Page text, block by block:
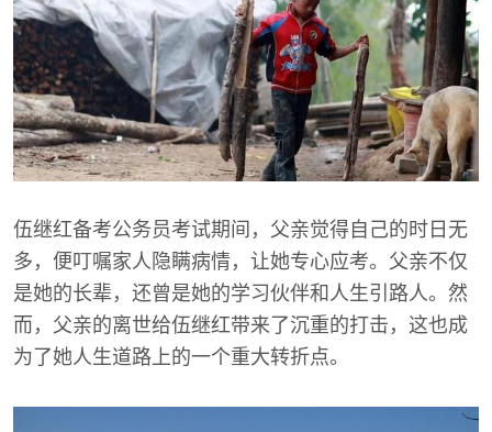
伍继红备考公务员考试期间，父亲觉得自己的时日无
多，便叮嘱家人隐瞒病情，让她专心应考。父亲不仅
是她的长辈，还曾是她的学习伙伴和人生引路人。然
而，父亲的离世给伍继红带来了沉重的打击，这也成
为了她人生道路上的一个重大转折点。